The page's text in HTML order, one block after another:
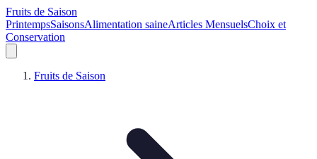
Fruits de Saison
PrintempsSaisonsAlimentation saineArticles MensuelsChoix et
Conservation
Fruits de Saison